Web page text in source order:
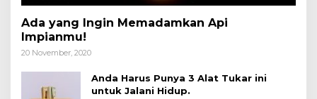
Ada yang Ingin Memadamkan Api
Impianmu!
20 November, 2020
Anda Harus Punya 3 Alat Tukar ini
untuk Jalani Hidup.